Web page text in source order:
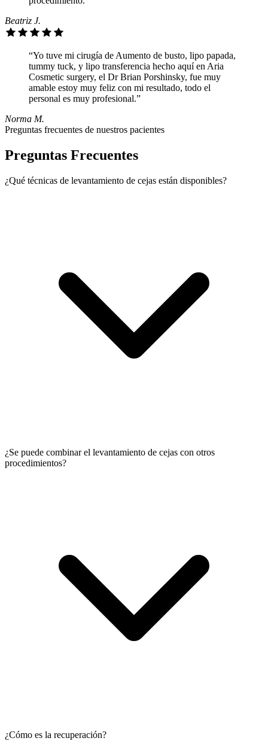
Beatriz J.
“Yo tuve mi cirugía de Aumento de busto, lipo papada,
tummy tuck, y lipo transferencia hecho aquí en Aria
Cosmetic surgery, el Dr Brian Porshinsky, fue muy
amable estoy muy feliz con mi resultado, todo el
personal es muy profesional.”
Norma M.
Preguntas frecuentes de nuestros pacientes
Preguntas Frecuentes
¿Qué técnicas de levantamiento de cejas están disponibles?
¿Se puede combinar el levantamiento de cejas con otros
procedimientos?
¿Cómo es la recuperación?